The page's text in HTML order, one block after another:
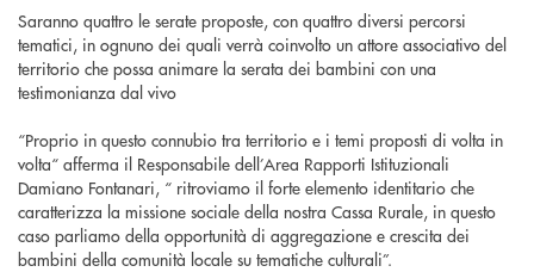
Saranno quattro le serate proposte, con quattro diversi percorsi
tematici, in ognuno dei quali verrà coinvolto un attore associativo del
territorio che possa animare la serata dei bambini con una
testimonianza dal vivo
“Proprio in questo connubio tra territorio e i temi proposti di volta in
volta“ afferma il Responsabile dell’Area Rapporti Istituzionali
Damiano Fontanari, “ ritroviamo il forte elemento identitario che
caratterizza la missione sociale della nostra Cassa Rurale, in questo
caso parliamo della opportunità di aggregazione e crescita dei
bambini della comunità locale su tematiche culturali”.